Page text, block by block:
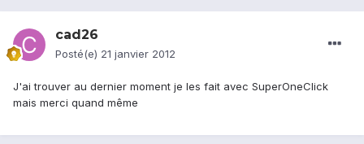
cad26
Posté(e) 21 janvier 2012
J'ai trouver au dernier moment je les fait avec SuperOneClick
mais merci quand même